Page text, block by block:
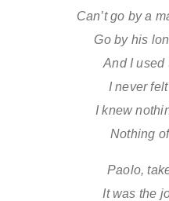
Can’t go by a
Go by his
And I used
I never
I knew
Nothing
Paolo,
It was the